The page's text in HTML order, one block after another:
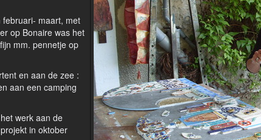
februari- maart, met
op Bonaire was het
mm. pennetje op
en aan de zee :
aan een camping
werk aan de
in oktober